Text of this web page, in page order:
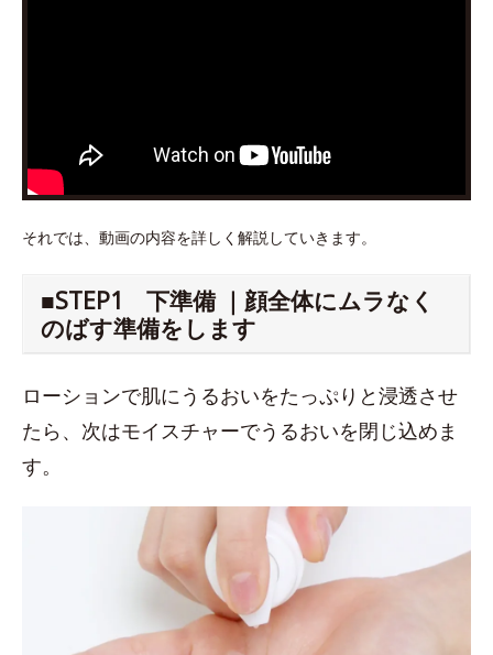
それでは、動画の内容を詳しく解説していきます。
■STEP1 下準備 ｜顔全体にムラなく
のばす準備をします
ローションで肌にうるおいをたっぷりと浸透させ
たら、次はモイスチャーでうるおいを閉じ込めま
す。